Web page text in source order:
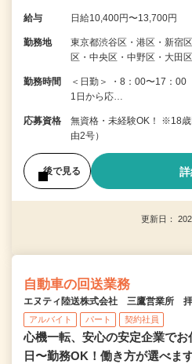
給与 日給10,400円〜13,700円
勤務地
東京都渋谷区・港区・新宿
区・中央区・中野区・大田
勤務時間
＜日勤＞ ・8：00〜17：
1日から応…
応募資格
無資格・未経験OK！ ※18
由2号）
後で見る
更新日：
自動車の回送業務
エヌティ陸送株式会社 三鷹営業所
アルバイト パート 契約社員
心機一転、安心の安定企業で
日〜勤務OK！働き方が選べま